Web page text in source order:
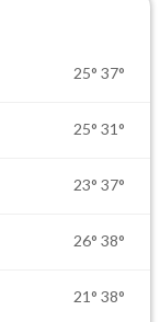
25° 37°
25° 31°
23° 37°
26° 38°
21° 38°